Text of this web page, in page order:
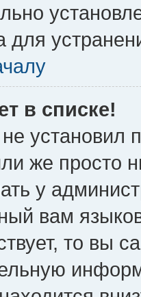
для
в списке!
установил
же просто
у
вам
то вы